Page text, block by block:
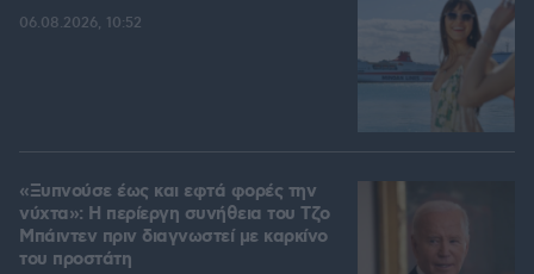
06.08.2026, 10:52
«Ξυπνούσε έως και εφτά φορές την
νύχτα»: Η περίεργη συνήθεια του Τζο
Μπάιντεν πριν διαγνωστεί με καρκίνο
του προστάτη